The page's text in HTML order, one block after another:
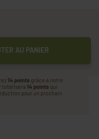
AU PANIER
14 points grâce à notre
totalisera 14 points qui
pour un prochain